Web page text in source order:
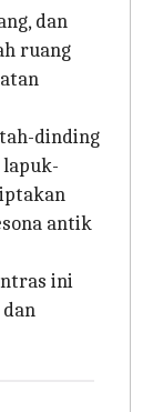
dan
ruang
dinding
lapuk-
antik
ini